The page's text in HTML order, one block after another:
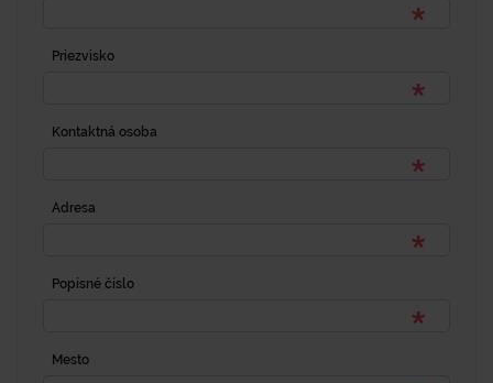
Priezvisko
Kontaktná osoba
Adresa
Popisné číslo
Mesto